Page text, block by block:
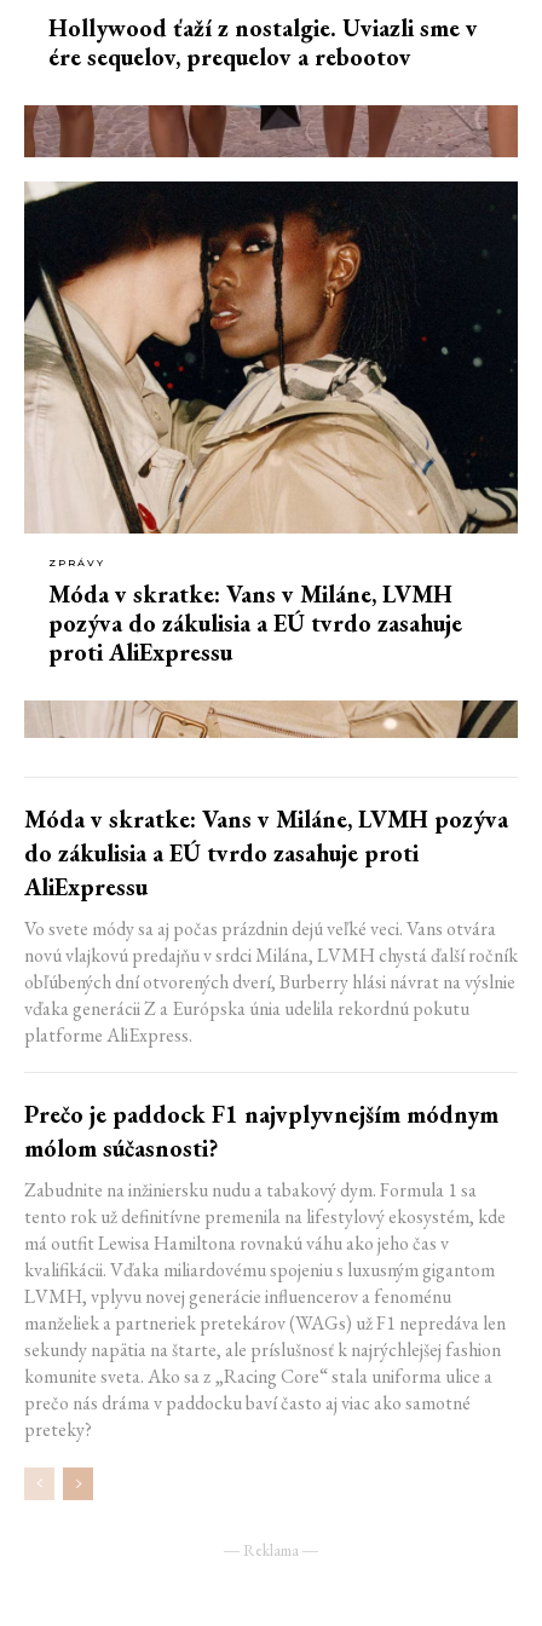
Hollywood ťaží z nostalgie. Uviazli sme v
ére sequelov, prequelov a rebootov
ZPRÁVY
Móda v skratke: Vans v Miláne, LVMH
pozýva do zákulisia a EÚ tvrdo zasahuje
proti AliExpressu
Móda v skratke: Vans v Miláne, LVMH pozýva
do zákulisia a EÚ tvrdo zasahuje proti
AliExpressu
Vo svete módy sa aj počas prázdnin dejú veľké veci. Vans otvára
novú vlajkovú predajňu v srdci Milána, LVMH chystá ďalší ročník
obľúbených dní otvorených dverí, Burberry hlási návrat na výslnie
vďaka generácii Z a Európska únia udelila rekordnú pokutu
platforme AliExpress.
Prečo je paddock F1 najvplyvnejším módnym
mólom súčasnosti?
Zabudnite na inžiniersku nudu a tabakový dym. Formula 1 sa
tento rok už definitívne premenila na lifestylový ekosystém, kde
má outfit Lewisa Hamiltona rovnakú váhu ako jeho čas v
kvalifikácii. Vďaka miliardovému spojeniu s luxusným gigantom
LVMH, vplyvu novej generácie influencerov a fenoménu
manželiek a partneriek pretekárov (WAGs) už F1 nepredáva len
sekundy napätia na štarte, ale príslušnosť k najrýchlejšej fashion
komunite sveta. Ako sa z „Racing Core“ stala uniforma ulice a
prečo nás dráma v paddocku baví často aj viac ako samotné
preteky?
― Reklama ―